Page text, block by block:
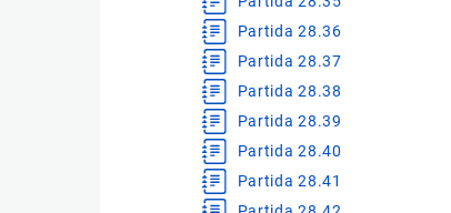
Partida 28.36
Partida 28.37
Partida 28.38
Partida 28.39
Partida 28.40
Partida 28.41